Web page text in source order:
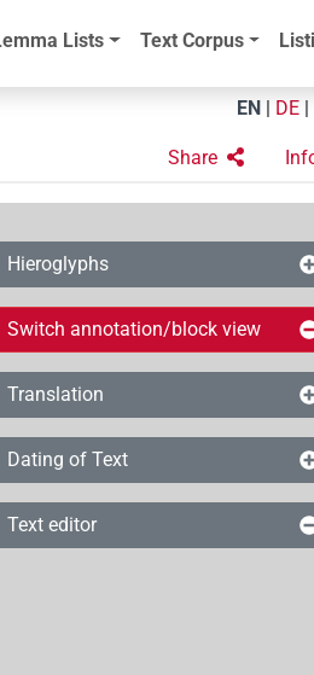
Lists Text Corpus
EN DE
Share
Hieroglyphs
Switch annotation/block view
Translation
Dating of Text
Text editor